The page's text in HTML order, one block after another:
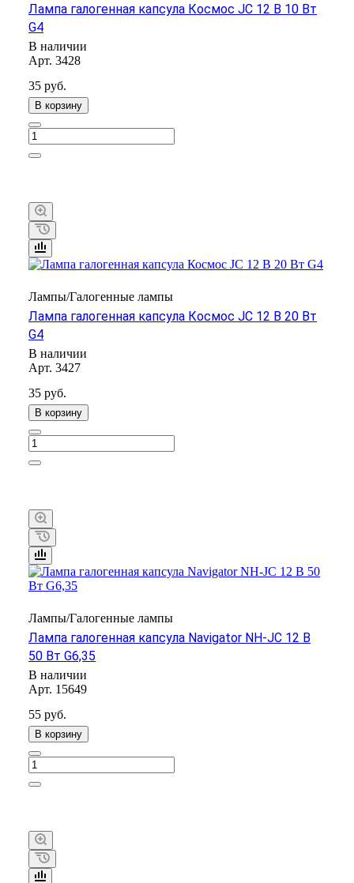
Лампа галогенная капсула Космос JC 12 В 10 Вт
G4
В наличии
Арт. 3428
35 руб.
В корзину
Лампы/Галогенные лампы
Лампа галогенная капсула Космос JC 12 В 20 Вт
G4
В наличии
Арт. 3427
35 руб.
В корзину
Лампы/Галогенные лампы
Лампа галогенная капсула Navigator NH-JC 12 В
50 Вт G6,35
В наличии
Арт. 15649
55 руб.
В корзину